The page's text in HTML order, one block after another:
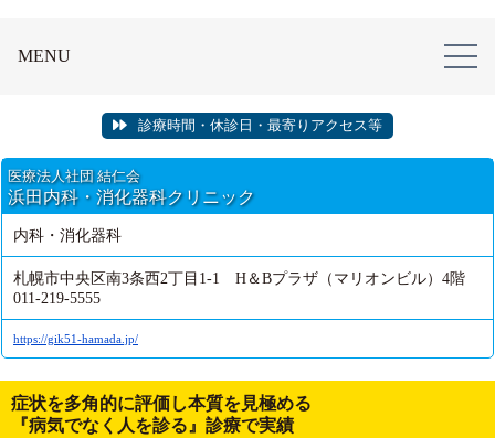
MENU
診療時間・休診日・最寄りアクセス等
医療法人社団 結仁会
浜田内科・消化器科クリニック
内科・消化器科
札幌市中央区南3条西2丁目1-1 H＆Bプラザ（マリオンビル）4階
011-219-5555
https://gik51-hamada.jp/
症状を多角的に評価し本質を見極める
『病気でなく人を診る』診療で実績